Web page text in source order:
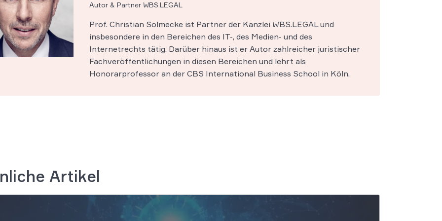
Autor & Partner WBS.LEGAL
Prof. Christian Solmecke ist Partner der Kanzlei WBS.LEGAL und
insbesondere in den Bereichen des IT-, des Medien- und des
Internetrechts tätig. Darüber hinaus ist er Autor zahlreicher juristischer
Fachveröffentlichungen in diesen Bereichen und lehrt als
Honorarprofessor an der CBS International Business School in Köln.
Artikel